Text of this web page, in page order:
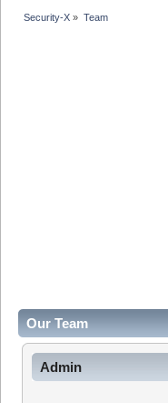
Security-X » Team
Our Team
Admin